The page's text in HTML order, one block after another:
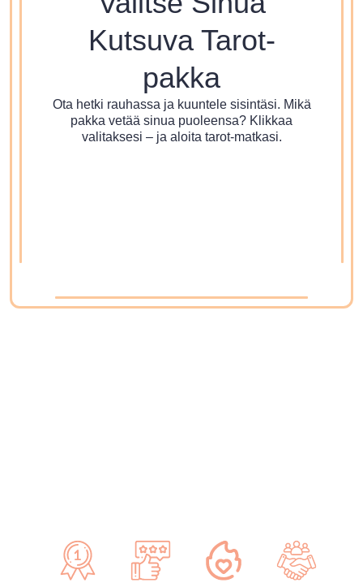
Kutsuva Tarot-
pakka
Ota hetki rauhassa ja kuuntele sisintäsi. Mikä
pakka vetää sinua puoleensa? Klikkaa
valitaksesi – ja aloita tarot-matkasi.